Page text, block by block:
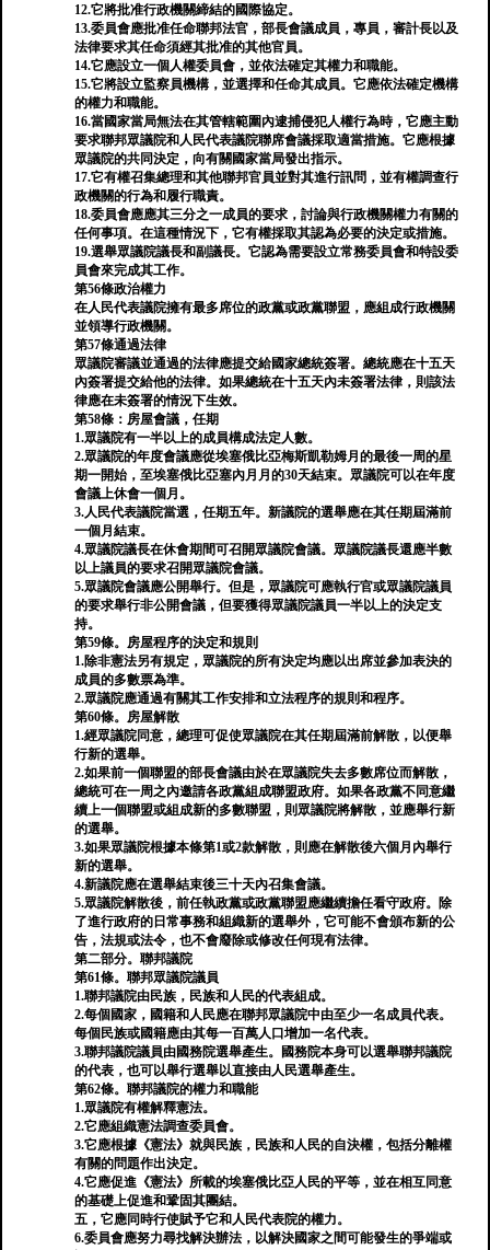
12.它將批准行政機關締結的國際協定。
13.委員會應批准任命聯邦法官，部長會議成員，專員，審計長以及
法律要求其任命須經其批准的其他官員。
14.它應設立一個人權委員會，並依法確定其權力和職能。
15.它將設立監察員機構，並選擇和任命其成員。它應依法確定機構
的權力和職能。
16.當國家當局無法在其管轄範圍內逮捕侵犯人權行為時，它應主動
要求聯邦眾議院和人民代表議院聯席會議採取適當措施。它應根據
眾議院的共同決定，向有關國家當局發出指示。
17.它有權召集總理和其他聯邦官員並對其進行訊問，並有權調查行
政機關的行為和履行職責。
18.委員會應應其三分之一成員的要求，討論與行政機關權力有關的
任何事項。在這種情況下，它有權採取其認為必要的決定或措施。
19.選舉眾議院議長和副議長。它認為需要設立常務委員會和特設委
員會來完成其工作。
第56條政治權力
在人民代表議院擁有最多席位的政黨或政黨聯盟，應組成行政機關
並領導行政機關。
第57條通過法律
眾議院審議並通過的法律應提交給國家總統簽署。總統應在十五天
內簽署提交給他的法律。如果總統在十五天內未簽署法律，則該法
律應在未簽署的情況下生效。
第58條：房屋會議，任期
1.眾議院有一半以上的成員構成法定人數。
2.眾議院的年度會議應從埃塞俄比亞梅斯凱勒姆月的最後一周的星
期一開始，至埃塞俄比亞塞內月月的30天結束。眾議院可以在年度
會議上休會一個月。
3.人民代表議院當選，任期五年。新議院的選舉應在其任期屆滿前
一個月結束。
4.眾議院議長在休會期間可召開眾議院會議。眾議院議長還應半數
以上議員的要求召開眾議院會議。
5.眾議院會議應公開舉行。但是，眾議院可應執行官或眾議院議員
的要求舉行非公開會議，但要獲得眾議院議員一半以上的決定支
持。
第59條。房屋程序的決定和規則
1.除非憲法另有規定，眾議院的所有決定均應以出席並參加表決的
成員的多數票為準。
2.眾議院應通過有關其工作安排和立法程序的規則和程序。
第60條。房屋解散
1.經眾議院同意，總理可促使眾議院在其任期屆滿前解散，以便舉
行新的選舉。
2.如果前一個聯盟的部長會議由於在眾議院失去多數席位而解散，
總統可在一周之內邀請各政黨組成聯盟政府。如果各政黨不同意繼
續上一個聯盟或組成新的多數聯盟，則眾議院將解散，並應舉行新
的選舉。
3.如果眾議院根據本條第1或2款解散，則應在解散後六個月內舉行
新的選舉。
4.新議院應在選舉結束後三十天內召集會議。
5.眾議院解散後，前任執政黨或政黨聯盟應繼續擔任看守政府。除
了進行政府的日常事務和組織新的選舉外，它可能不會頒布新的公
告，法規或法令，也不會廢除或修改任何現有法律。
第二部分。聯邦議院
第61條。聯邦眾議院議員
1.聯邦議院由民族，民族和人民的代表組成。
2.每個國家，國籍和人民應在聯邦眾議院中由至少一名成員代表。
每個民族或國籍應由其每一百萬人口增加一名代表。
3.聯邦議院議員由國務院選舉產生。國務院本身可以選舉聯邦議院
的代表，也可以舉行選舉以直接由人民選舉產生。
第62條。聯邦議院的權力和職能
1.眾議院有權解釋憲法。
2.它應組織憲法調查委員會。
3.它應根據《憲法》就與民族，民族和人民的自決權，包括分離權
有關的問題作出決定。
4.它應促進《憲法》所載的埃塞俄比亞人民的平等，並在相互同意
的基礎上促進和鞏固其團結。
五，它應同時行使賦予它和人民代表院的權力。
6.委員會應努力尋找解決辦法，以解決國家之間可能發生的爭端或